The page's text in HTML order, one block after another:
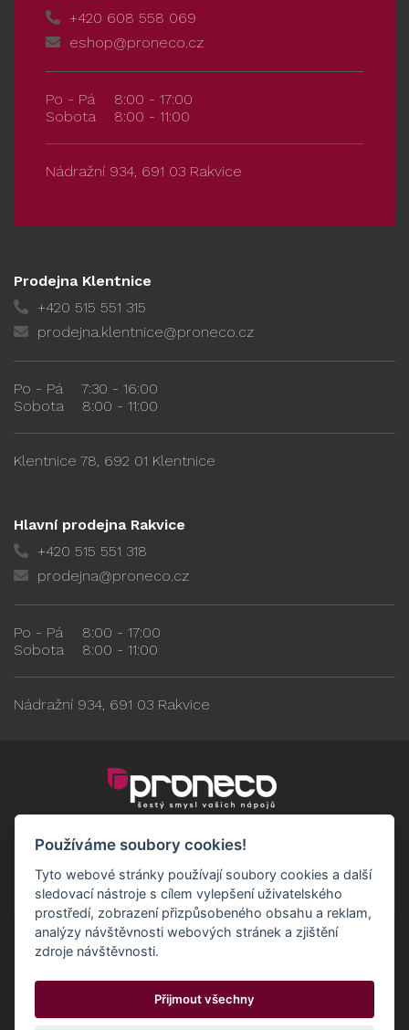
+420 608 558 069
eshop@proneco.cz
Po - Pá
8:00 - 17:00
Sobota
8:00 - 11:00
Nádražní 934, 691 03 Rakvice
Prodejna Klentnice
+420 515 551 315
prodejna.klentnice@proneco.cz
Po - Pá
7:30 - 16:00
Sobota
8:00 - 11:00
Klentnice 78, 692 01 Klentnice
Hlavní prodejna Rakvice
+420 515 551 318
prodejna@proneco.cz
Po - Pá
8:00 - 17:00
Sobota
8:00 - 11:00
Nádražní 934, 691 03 Rakvice
GDPR - Odběratelé
Možnosti dopravy a platby
Používáme soubory cookies!
Tyto webové stránky používají soubory cookies a další
sledovací nástroje s cílem vylepšení uživatelského
prostředí, zobrazení přizpůsobeného obsahu a reklam,
analýzy návštěvnosti webových stránek a zjištění
zdroje návštěvnosti.
Přijmout všechny